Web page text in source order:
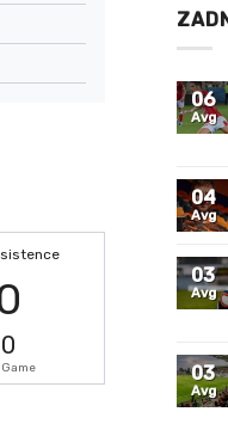
0
Game
06
Avg
04
Avg
03
Avg
03
Avg